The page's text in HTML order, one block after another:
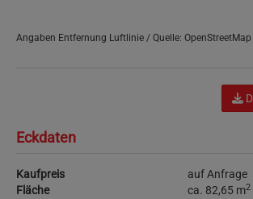
Angaben Entfernung Luftlinie / Quelle: OpenStreetMap
Eckdaten
Kaufpreis
auf Anfrage
Fläche
ca. 82,65 m2